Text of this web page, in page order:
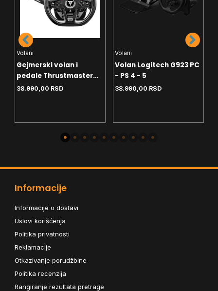
Volani
Gejmerski volan i
pedale Thrustmaster
T248R 4160869
38.990,00 RSD
Volani
Volan Logitech G923 PC
- PS 4 - 5
38.990,00 RSD
Informacije
Informacije o dostavi
Uslovi korišćenja
Politika privatnosti
Reklamacije
Otkazivanje porudžbine
Politika recenzija
Rangiranje rezultata pretrage